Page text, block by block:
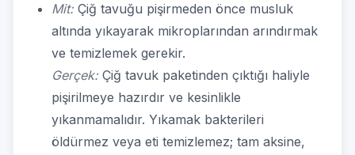
Mit:Çiğ tavuğu pişirmeden önce musluk
altında yıkayarak mikroplarından arındırmak
ve temizlemek gerekir.
Gerçek:Çiğ tavuk paketinden çıktığı haliyle
pişirilmeye hazırdır ve kesinlikle
yıkanmamalıdır. Yıkamak bakterileri
öldürmez veya eti temizlemez; tam aksine,